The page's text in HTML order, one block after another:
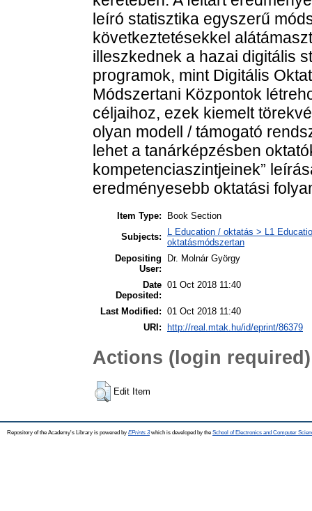
leíró statisztika egyszerű
következtetésekkel
illeszkednek a hazai digitális
programok, mint Digitális
Módszertani Központok
céljaihoz, ezek kiemelt
olyan modell / támogató
lehet a tanárképzésben
kompetenciaszintjeinek”
eredményesebb oktatási
Item Type:
Book Section
Subjects:
L Education / oktatás > L1
oktatásmódszertan
Depositing
User:
Dr. Molnár György
Date
Deposited:
01 Oct 2018 11:40
Last Modified: 01 Oct 2018 11:40
URI: http://real.mtak.hu/id/eprint/86379
Actions (login required)
Edit Item
Repository of the Academy's Library is powered by EPrints 3which is developed by the School of Electronics and Computer